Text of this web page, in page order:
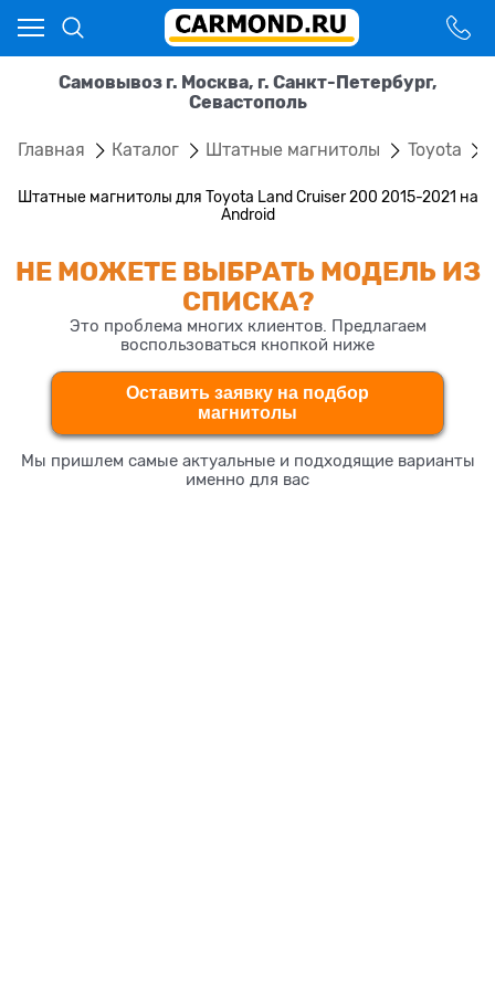
Самовывоз г. Москва, г. Санкт-Петербург,
Севастополь
Главная Каталог Штатные магнитолы Toyota
Штатные магнитолы для Toyota Land Cruiser 200 2015-2021 на
Android
НЕ МОЖЕТЕ ВЫБРАТЬ МОДЕЛЬ ИЗ
СПИСКА?
Это проблема многих клиентов. Предлагаем
воспользоваться кнопкой ниже
Оставить заявку на подбор
магнитолы
Мы пришлем самые актуальные и подходящие варианты
именно для вас